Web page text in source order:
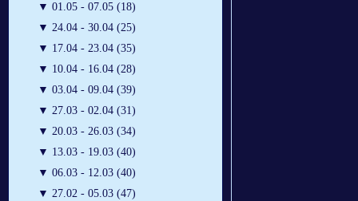
▼ 01.05 - 07.05 (18)
▼ 24.04 - 30.04 (25)
▼ 17.04 - 23.04 (35)
▼ 10.04 - 16.04 (28)
▼ 03.04 - 09.04 (39)
▼ 27.03 - 02.04 (31)
▼ 20.03 - 26.03 (34)
▼ 13.03 - 19.03 (40)
▼ 06.03 - 12.03 (40)
▼ 27.02 - 05.03 (47)